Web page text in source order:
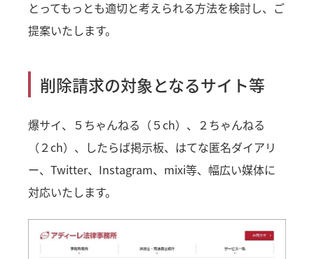
とってもっとも適切と考えられる方法を検討し、ご
提案いたします。
削除請求の対象となるサイト等
爆サイ、５ちゃんねる（５ch）、２ちゃんねる
（２ch）、したらば掲示板、はてな匿名ダイアリ
ー、Twitter、Instagram、mixi等、幅広い媒体に
対応いたします。